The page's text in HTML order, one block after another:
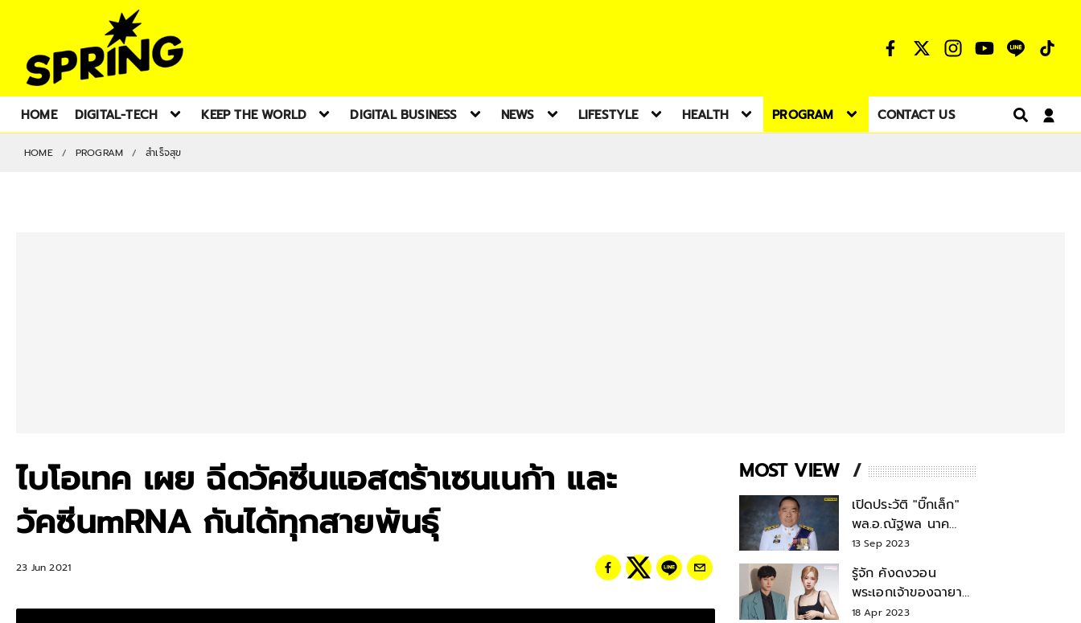
HOME DIGITAL-TECH KEEP THE WORLD DIGITAL BUSINESS NEWS LIFESTYLE HEALTH PROGRAM CONTACT US
HOME PROGRAM สำเร็จสุข
ไบโอเทค เผย ฉีดวัคซีนแอสตร้าเซนเนก้า และ
วัคซีนmRNA กันได้ทุกสายพันธุ์
23 Jun 2021
MOST VIEW
เปิดประวัติ "บิ๊กเล็ก"
พล.อ.ณัฐพล นาค
พาณิชย์ จากเลขาฯ
สมช.-เลขาฯ
รมว.กลาโหม
13 Sep 2023
รู้จัก คังดงวอน
พระเอกเจ้าของฉายา
สมบัติแห่งชาติ หลังมี
18 Apr 2023